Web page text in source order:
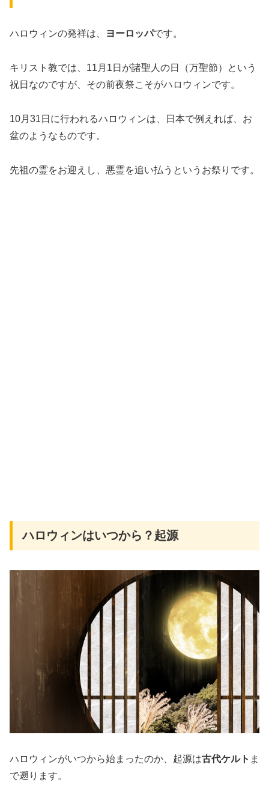
ハロウィンの発祥は、 ヨーロッパです。
キリスト教では、11月1日が諸聖人の日（万聖節）という
祝日なのですが、その前夜祭こそがハロウィンです。
10月31日に行われるハロウィンは、日本で例えれば、お
盆のようなものです。
先祖の霊をお迎えし、悪霊を追い払うというお祭りです。
ハロウィンはいつから？起源
ハロウィンがいつから始まったのか、起源は古代ケルト ま
で遡ります。